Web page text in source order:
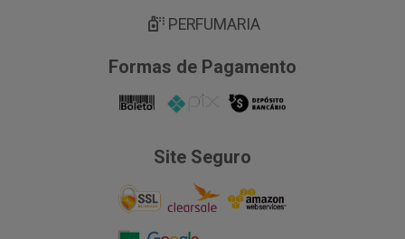
PERFUMARIA
Formas de Pagamento
Site Seguro